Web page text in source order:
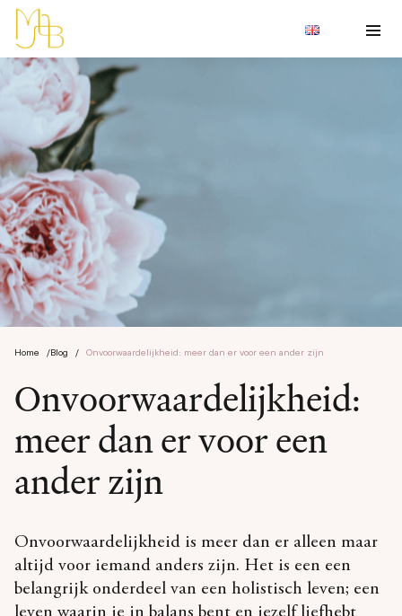
Home / Blog / Onvoorwaardelijkheid: meer dan er voor een ander zijn
Onvoorwaardelijkheid:
meer dan er voor een
ander zijn
Onvoorwaardelijkheid is meer dan er alleen maar
altijd voor iemand anders zijn. Het is een een
belangrijk onderdeel van een holistisch leven; een